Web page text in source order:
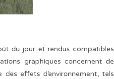
du jour et rendus compatibles
graphiques concernent de
effets d’environnement, tels